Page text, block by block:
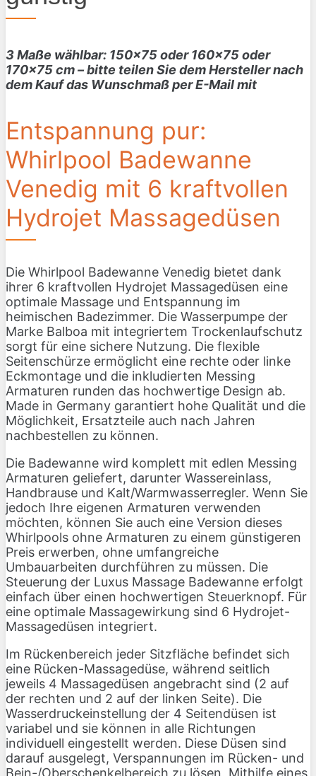
3 Maße wählbar: 150×75 oder 160×75 oder
170×75 cm – bitte teilen Sie dem Hersteller nach
dem Kauf das Wunschmaß per E-Mail mit
Entspannung pur:
Whirlpool Badewanne
Venedig mit 6 kraftvollen
Hydrojet Massagedüsen
Die Whirlpool Badewanne Venedig bietet dank
ihrer 6 kraftvollen Hydrojet Massagedüsen eine
optimale Massage und Entspannung im
heimischen Badezimmer. Die Wasserpumpe der
Marke Balboa mit integriertem Trockenlaufschutz
sorgt für eine sichere Nutzung. Die flexible
Seitenschürze ermöglicht eine rechte oder linke
Eckmontage und die inkludierten Messing
Armaturen runden das hochwertige Design ab.
Made in Germany garantiert hohe Qualität und die
Möglichkeit, Ersatzteile auch nach Jahren
nachbestellen zu können.
Die Badewanne wird komplett mit edlen Messing
Armaturen geliefert, darunter Wassereinlass,
Handbrause und Kalt/Warmwasserregler. Wenn Sie
jedoch Ihre eigenen Armaturen verwenden
möchten, können Sie auch eine Version dieses
Whirlpools ohne Armaturen zu einem günstigeren
Preis erwerben, ohne umfangreiche
Umbauarbeiten durchführen zu müssen. Die
Steuerung der Luxus Massage Badewanne erfolgt
einfach über einen hochwertigen Steuerknopf. Für
eine optimale Massagewirkung sind 6 Hydrojet-
Massagedüsen integriert.
Im Rückenbereich jeder Sitzfläche befindet sich
eine Rücken-Massagedüse, während seitlich
jeweils 4 Massagedüsen angebracht sind (2 auf
der rechten und 2 auf der linken Seite). Die
Wasserdruckeinstellung der 4 Seitendüsen ist
variabel und sie können in alle Richtungen
individuell eingestellt werden. Diese Düsen sind
darauf ausgelegt, Verspannungen im Rücken- und
Bein-/Oberschenkelbereich zu lösen. Mithilfe eines